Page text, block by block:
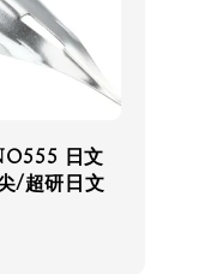
日文
/超研日文